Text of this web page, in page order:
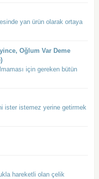
yan ürün olarak ortaya
Oğlum Var Deme
için gereken bütün
ister istemez yerine getirmek
hareketli olan çelik